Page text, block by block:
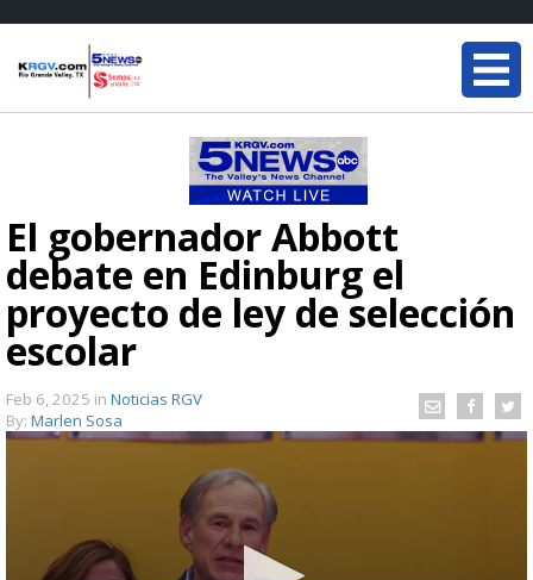
El gobernador Abbott
debate en Edinburg el
proyecto de ley de selección
escolar
Feb 6, 2025 in Noticias RGV
By: Marlen Sosa